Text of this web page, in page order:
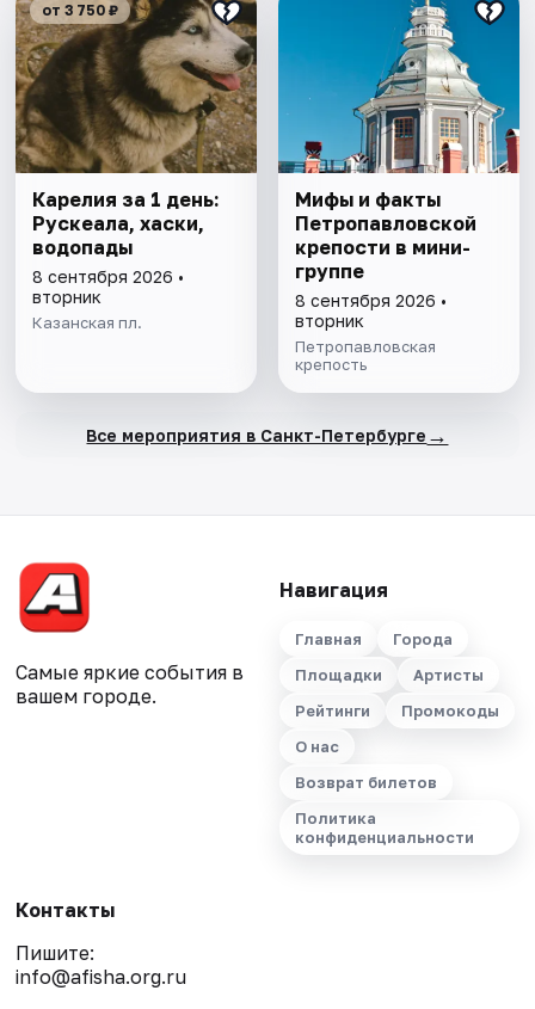
от 3 750 ₽
Карелия за 1 день:
Рускеала, хаски,
водопады
8 сентября 2026 •
вторник
Казанская пл.
Мифы и факты
Петропавловской
крепости в мини-
группе
8 сентября 2026 •
вторник
Петропавловская
крепость
Все мероприятия в Санкт-Петербурге →
Самые яркие события в
вашем городе.
Навигация
Главная
Города
Площадки
Артисты
Рейтинги
Промокоды
О нас
Возврат билетов
Политика
конфиденциальности
Контакты
Пишите:
info@afisha.org.ru